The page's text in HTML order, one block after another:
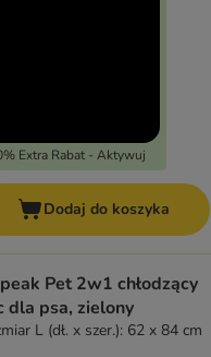
Extra Rabat - Aktywuj
Dodaj do koszyka
Pet 2w1 chłodzący
dla psa, zielony
L (dł. x szer.): 62 x 84 cm